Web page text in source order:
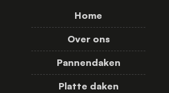
Home
Over ons
Pannendaken
Platte daken